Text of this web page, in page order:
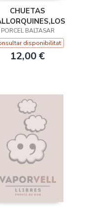
CHUETAS
PORCEL BALTASAR
disponibilitat
12,00 €